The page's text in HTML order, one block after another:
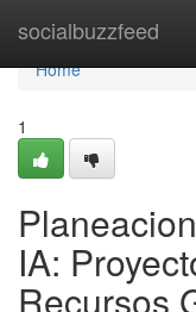
socialbuzzfeed
Home
Home
1
IA:
Recursos